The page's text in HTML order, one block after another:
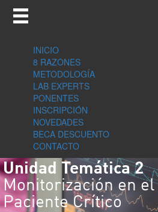
INICIO
8 RAZONES
METODOLOGÍA
LAB EXPERTS
PONENTES
INSCRIPCIÓN
NOVEDADES
BECA DESCUENTO
CONTACTO
Unidad Temática 2
Monitorización en el
Paciente Crítico